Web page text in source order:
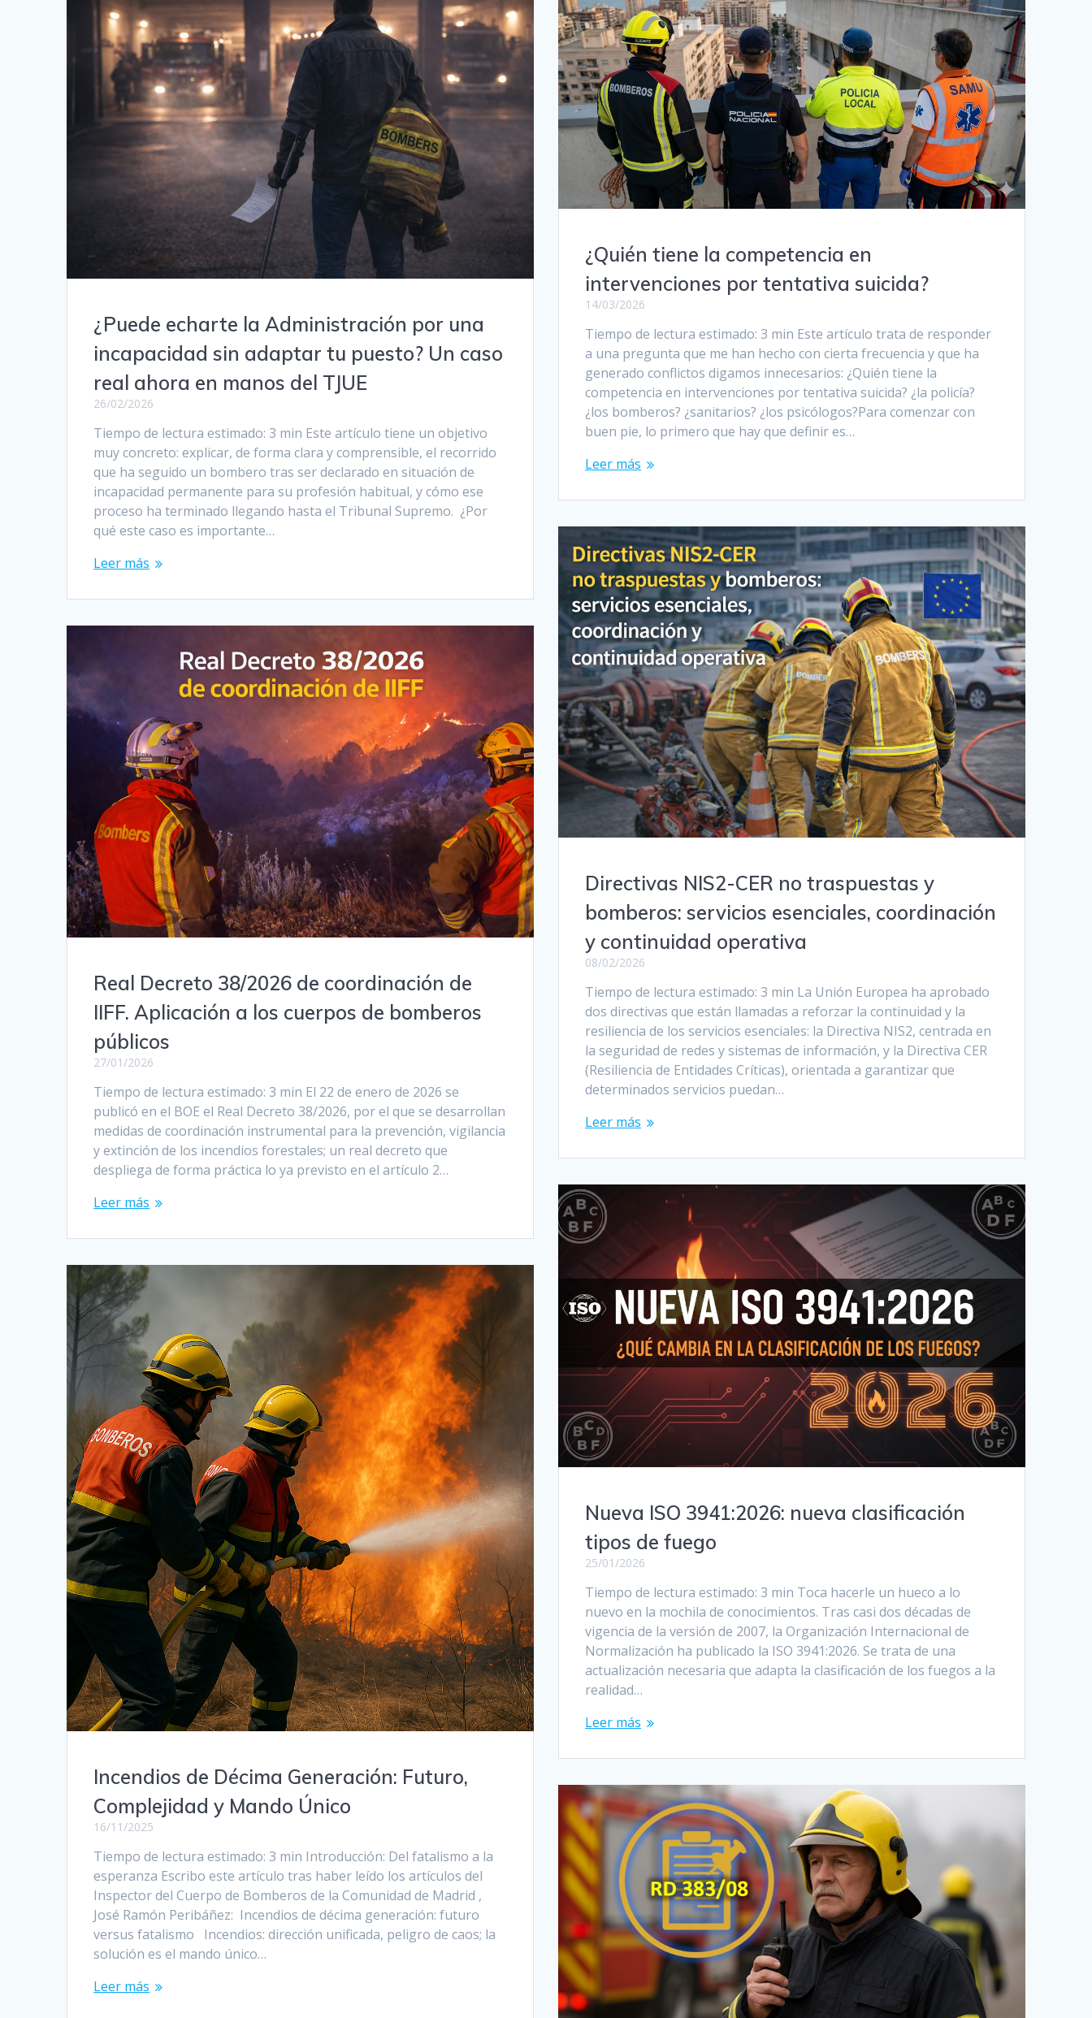
¿Quién tiene la competencia en
intervenciones por tentativa suicida?
14/03/2026
Tiempo de lectura estimado: 3 min Este artículo trata de responder
a una pregunta que me han hecho con cierta frecuencia y que ha
generado conflictos digamos innecesarios: ¿Quién tiene la
competencia en intervenciones por tentativa suicida? ¿la policía?
¿los bomberos? ¿sanitarios? ¿los psicólogos?Para comenzar con
buen pie, lo primero que hay que definir es…
Leer más
¿Puede echarte la Administración por una
incapacidad sin adaptar tu puesto? Un caso
real ahora en manos del TJUE
26/02/2026
Tiempo de lectura estimado: 3 min Este artículo tiene un objetivo
muy concreto: explicar, de forma clara y comprensible, el recorrido
que ha seguido un bombero tras ser declarado en situación de
incapacidad permanente para su profesión habitual, y cómo ese
proceso ha terminado llegando hasta el Tribunal Supremo. ¿Por
qué este caso es importante…
Leer más
Directivas NIS2-CER no traspuestas y
bomberos: servicios esenciales, coordinación
y continuidad operativa
08/02/2026
Tiempo de lectura estimado: 3 min La Unión Europea ha aprobado
dos directivas que están llamadas a reforzar la continuidad y la
resiliencia de los servicios esenciales: la Directiva NIS2, centrada en
la seguridad de redes y sistemas de información, y la Directiva CER
(Resiliencia de Entidades Críticas), orientada a garantizar que
determinados servicios puedan…
Leer más
Real Decreto 38/2026 de coordinación de
IIFF. Aplicación a los cuerpos de bomberos
públicos
27/01/2026
Tiempo de lectura estimado: 3 min El 22 de enero de 2026 se
publicó en el BOE el Real Decreto 38/2026, por el que se desarrollan
medidas de coordinación instrumental para la prevención, vigilancia
y extinción de los incendios forestales; un real decreto que
despliega de forma práctica lo ya previsto en el artículo 2…
Leer más
Nueva ISO 3941:2026: nueva clasificación
tipos de fuego
25/01/2026
Tiempo de lectura estimado: 3 min Toca hacerle un hueco a lo
nuevo en la mochila de conocimientos. Tras casi dos décadas de
vigencia de la versión de 2007, la Organización Internacional de
Normalización ha publicado la ISO 3941:2026. Se trata de una
actualización necesaria que adapta la clasificación de los fuegos a la
realidad…
Leer más
Incendios de Décima Generación: Futuro,
Complejidad y Mando Único
16/11/2025
Tiempo de lectura estimado: 3 min Introducción: Del fatalismo a la
esperanza Escribo este artículo tras haber leído los artículos del
Inspector del Cuerpo de Bomberos de la Comunidad de Madrid ,
José Ramón Peribáñez: Incendios de décima generación: futuro
versus fatalismo Incendios: dirección unificada, peligro de caos; la
solución es el mando único…
Leer más